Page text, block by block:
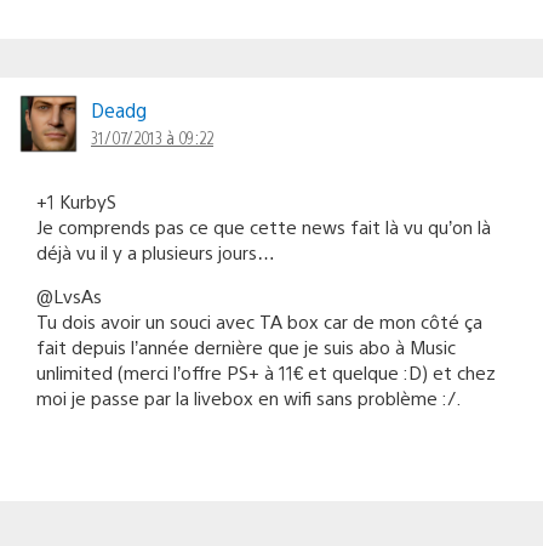
Deadg
31/07/2013 à 09:22
+1 KurbyS
Je comprends pas ce que cette news fait là vu qu’on là
déjà vu il y a plusieurs jours…
@LvsAs
Tu dois avoir un souci avec TA box car de mon côté ça
fait depuis l’année dernière que je suis abo à Music
unlimited (merci l’offre PS+ à 11€ et quelque :D) et chez
moi je passe par la livebox en wifi sans problème :/.